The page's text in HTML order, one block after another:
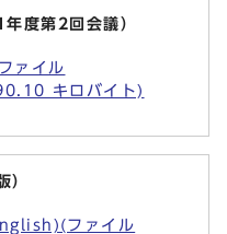
度第2回会議）
ァイル
キロバイト)
）
ファイル